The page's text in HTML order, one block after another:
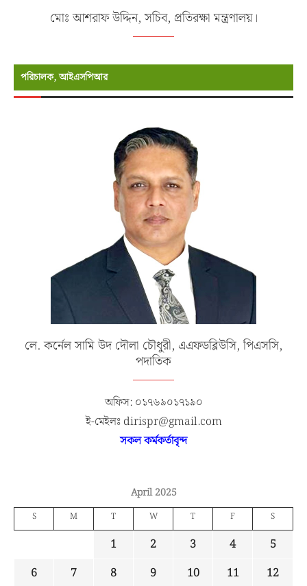
মোঃ আশরাফ উদ্দিন, সচিব, প্রতিরক্ষা মন্ত্রণালয়।
পরিচালক, আইএসপিআর
লে. কর্নেল সামি উদ দৌলা চৌধুরী, এএফডব্লিউসি, পিএসসি,
পদাতিক
অফিস: ০১৭৬৯০১৭১৯০
ই-মেইলঃ dirispr@gmail.com
সকল কর্মকর্তাবৃন্দ
April 2025
S M T W T F S
1 2 3 4
5
6
7 8 9 10 11
12